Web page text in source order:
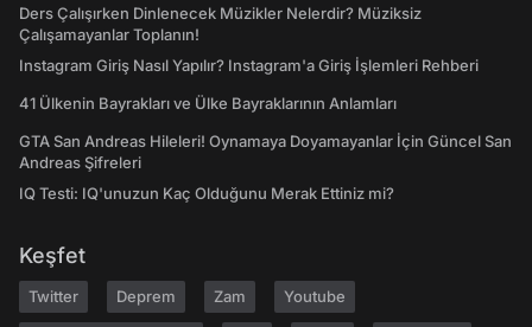
Ders Çalışırken Dinlenecek Müzikler Nelerdir? Müziksiz
Çalışamayanlar Toplanın!
Instagram Giriş Nasıl Yapılır? Instagram'a Giriş İşlemleri Rehberi
41 Ülkenin Bayrakları ve Ülke Bayraklarının Anlamları
GTA San Andreas Hileleri! Oynamaya Doyamayanlar İçin Güncel San
Andreas Şifreleri
IQ Testi: IQ'unuzun Kaç Olduğunu Merak Ettiniz mi?
Keşfet
Twitter Deprem Zam Youtube